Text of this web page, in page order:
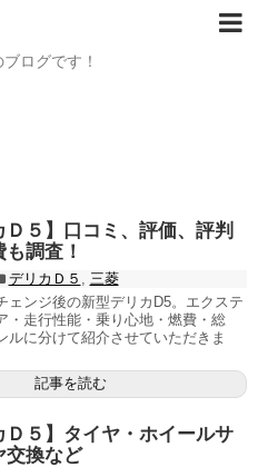
ログです！
Ｄ５】口コミ、評価、評判
調査！
デリカＤ５
三菱
ェンジ後の新型デリカD5。エクステ
・走行性能・乗り心地・燃費・総
に分けて紹介させていただきま
記事を読む
Ｄ５】タイヤ・ホイールサ
交換など